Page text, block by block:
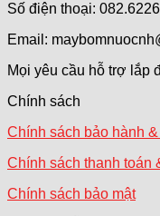
Số điện thoại:
Email:
Mọi yêu cầu hỗ trợ lắp
Chính sách
Chính sách bảo hành &
Chính sách thanh toán
Chính sách bảo mật